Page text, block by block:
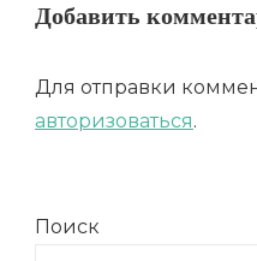
Добавить
Для отправки
авторизоваться.
Поиск